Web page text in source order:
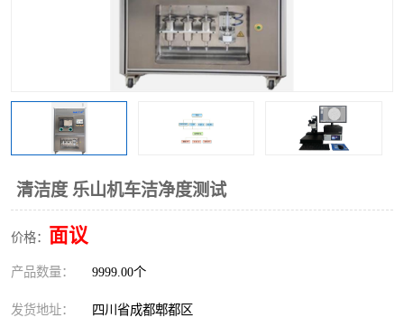
清洁度 乐山机车洁净度测试
价格： 面议
产品数量： 9999.00个
发货地址： 四川省成都郫都区